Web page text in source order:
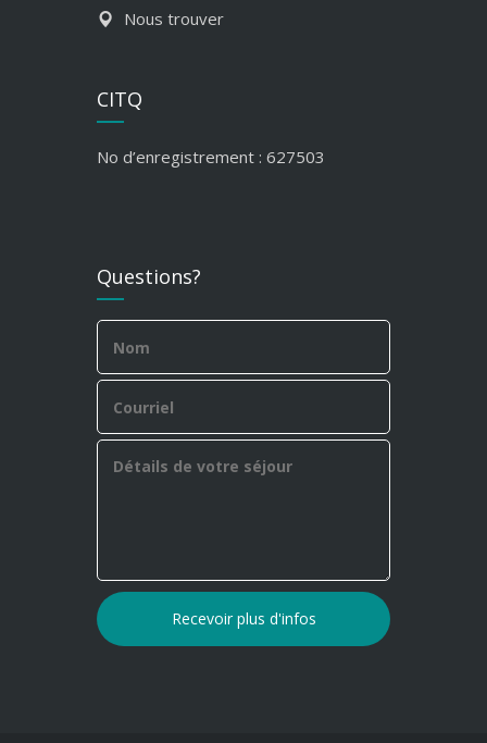
Nous trouver
CITQ
No d’enregistrement : 627503
Questions?